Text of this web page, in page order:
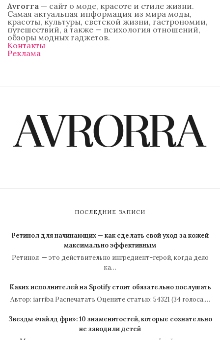
Avrorra — сайт о моде, красоте и стиле жизни.
Самая актуальная информация из мира моды,
красоты, культуры, светской жизни, гастрономии,
путешествий, а также — психология отношений,
обзоры модных гаджетов.
Контакты
Реклама
ПОСЛЕДНИЕ ЗАПИСИ
Ретинол для начинающих — как сделать свой уход за кожей
максимально эффективным
Ретинол — это действительно ингредиент-герой, когда дело
ка…
Каких исполнителей на Spotify стоит обязательно послушать
Автор: iarriba Распечатать Оцените статью: 54321 (34 голоса,…
Звезды «чайлд фри»: 10 знаменитостей, которые сознательно
не заводили детей